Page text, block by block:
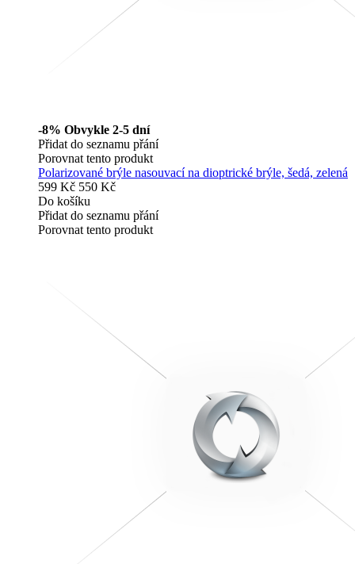
-8% Obvykle 2-5 dní
Přidat do seznamu přání
Porovnat tento produkt
Polarizované brýle nasouvací na dioptrické brýle, šedá, zelená
599 Kč 550 Kč
Do košíku
Přidat do seznamu přání
Porovnat tento produkt